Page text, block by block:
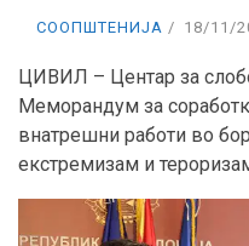
СООПШТЕНИЈА 18/11/
ЦИВИЛ – Центар за
Меморандум за
внатрешни работи во
екстремизам и